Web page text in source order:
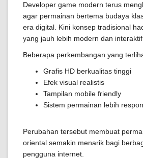
Developer game modern terus
agar permainan bertema budaya
era digital. Kini konsep tradisional
yang jauh lebih modern dan interaktif.
Beberapa perkembangan yang
Grafis HD berkualitas tinggi
Efek visual realistis
Tampilan mobile friendly
Sistem permainan lebih
Perubahan tersebut membuat
oriental semakin menarik bagi
pengguna internet.